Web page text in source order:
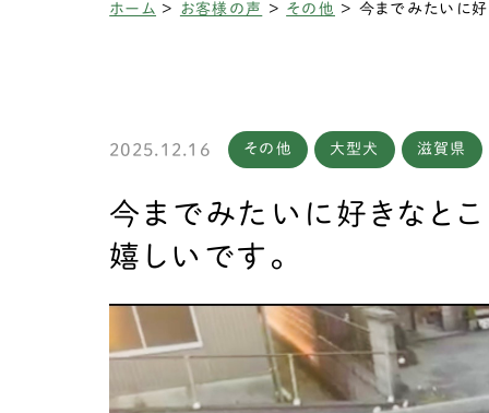
製
ホーム > お客様の声 > その他 >
2025.12.16 その他 大型犬 滋賀県
今までみたいに好きなと
嬉しいです。